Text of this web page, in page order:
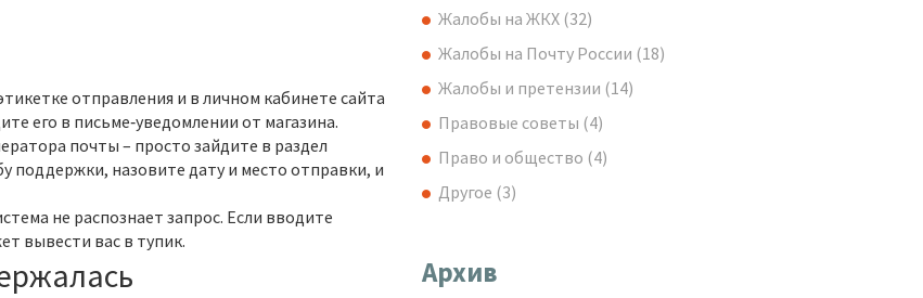
отправления и в личном кабинете сайта
его в письме‑уведомлении от магазина.
почты – просто зайдите в раздел
поддержки, назовите дату и место отправки, и
не распознает запрос. Если вводите
вывести вас в тупик.
Жалобы на ЖКХ (32)
Жалобы на Почту России (18)
Жалобы и претензии (14)
Правовые советы (4)
Право и общество (4)
Другое (3)
Архив